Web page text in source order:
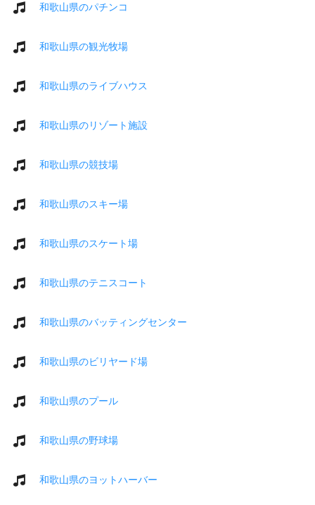
和歌山県のパチンコ
和歌山県の観光牧場
和歌山県のライブハウス
和歌山県のリゾート施設
和歌山県の競技場
和歌山県のスキー場
和歌山県のスケート場
和歌山県のテニスコート
和歌山県のバッティングセンター
和歌山県のビリヤード場
和歌山県のプール
和歌山県の野球場
和歌山県のヨットハーバー